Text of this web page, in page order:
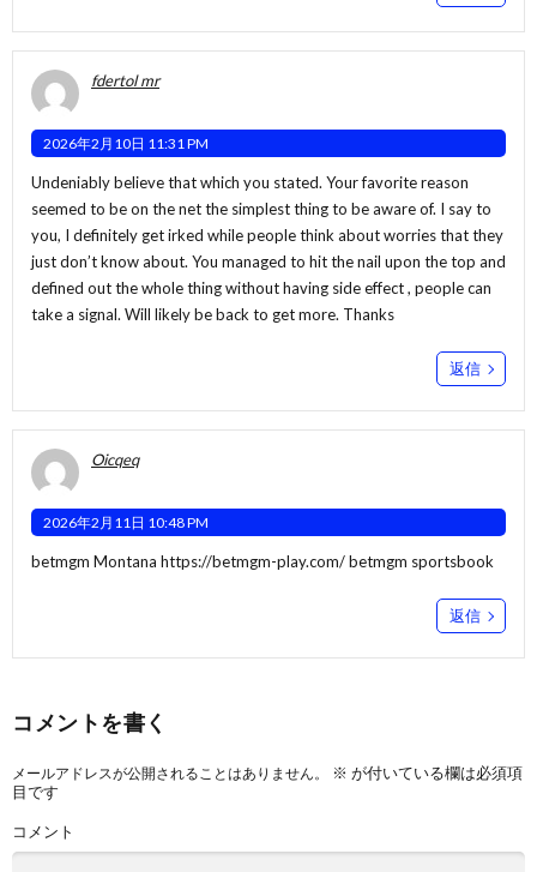
fdertol mr
2026年2月10日 11:31 PM
Undeniably believe that which you stated. Your favorite reason
seemed to be on the net the simplest thing to be aware of. I say to
you, I definitely get irked while people think about worries that they
just don’t know about. You managed to hit the nail upon the top and
defined out the whole thing without having side effect , people can
take a signal. Will likely be back to get more. Thanks
返信
Oicqeq
2026年2月11日 10:48 PM
betmgm Montana https://betmgm-play.com/betmgm sportsbook
返信
コメントを書く
メールアドレスが公開されることはありません。 ※ が付いている欄は必須項
目です
コメント